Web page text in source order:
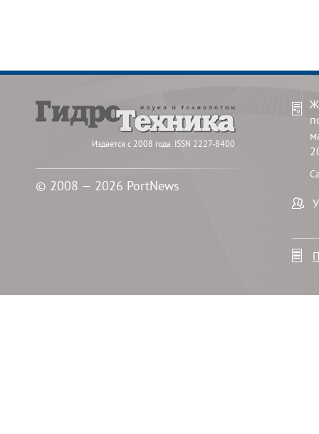
Издается с 2008 года. ISSN 2227-8400
© 2008 — 2026 PortNews